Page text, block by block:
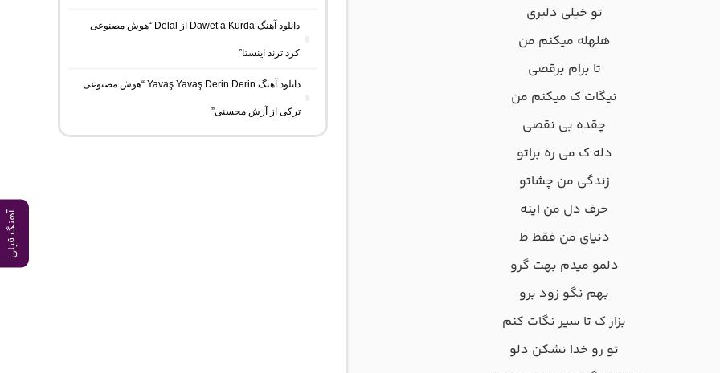
آهنگ قبلی
تو خیلی دلبری
هلهله میکنم من
تا برام برقصی
نیگات ک میکنم من
چقده بی نقصی
دله ک می ره براتو
زندگی من چشاتو
حرف دل من اینه
دنیای من فقط ط
دلمو میدم بهت گرو
بهم نگو زود برو
بزار ک تا سیر نگات کنم
تو رو خدا نشکن دلو
دانلود آهنگ Dawet a Kurda از Delal “هوش مصنوعی
کرد ترند اینستا”
دانلود آهنگ Yavaş Yavaş Derin Derin “هوش مصنوعی
ترکی از آرش محسنی”